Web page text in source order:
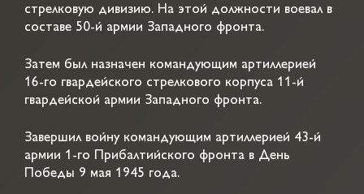
стрелковую дивизию. На этой должности воевал в
составе 50-й армии Западного фронта.
Затем был назначен командующим артиллерией
16-го гвардейского стрелкового корпуса 11-й
гвардейской армии Западного фронта.
Завершил войну командующим артиллерией 43-й
армии 1-го Прибалтийского фронта в День
Победы 9 мая 1945 года.